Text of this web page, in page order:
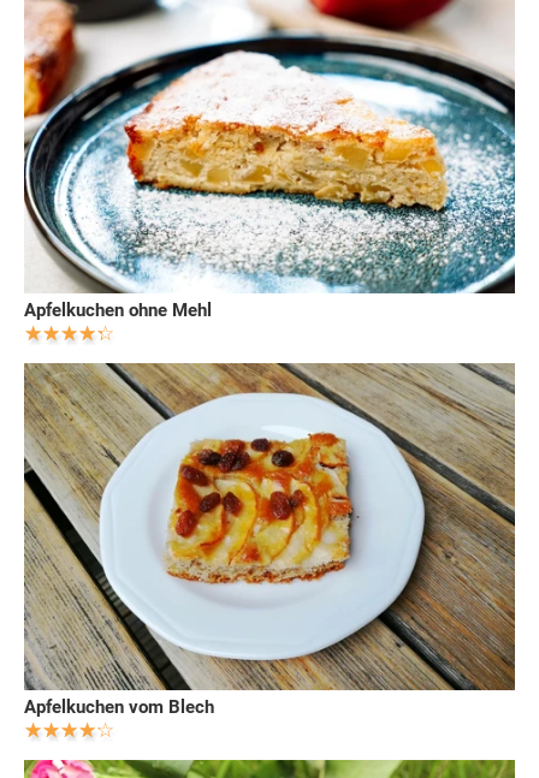
Apfelkuchen ohne Mehl
Apfelkuchen vom Blech